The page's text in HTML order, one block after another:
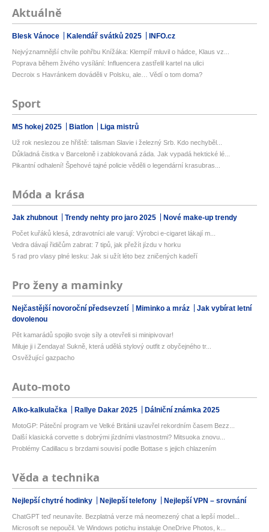
Aktuálně
Blesk Vánoce Kalendář svátků 2025 INFO.cz
Nejvýznamnější chvíle pohřbu Knížáka: Klempíř mluvil o hádce, Klaus vz...
Poprava během živého vysílání: Influencera zastřelil kartel na ulici
Decroix s Havránkem dováděli v Polsku, ale… Vědí o tom doma?
Sport
MS hokej 2025 Biatlon Liga mistrů
Už rok neslezou ze hřiště: talisman Slavie i železný Srb. Kdo nechyběl...
Důkladná čistka v Barceloně i zablokovaná záda. Jak vypadá hektické lé...
Pikantní odhalení! Špehové tajné policie věděli o legendární krasubras...
Móda a krása
Jak zhubnout Trendy nehty pro jaro 2025 Nové make-up trendy
Počet kuřáků klesá, zdravotníci ale varují: Výrobci e-cigaret lákají m...
Vedra dávají řidičům zabrat: 7 tipů, jak přežít jízdu v horku
5 rad pro vlasy plné lesku: Jak si užít léto bez zničených kadeří
Pro ženy a maminky
Nejčastější novoroční předsevzetí Miminko a mráz
Jak vybírat letní
dovolenou
Pět kamarádů spojilo svoje síly a otevřeli si minipivovar!
Miluje ji i Zendaya! Sukně, která udělá stylový outfit z obyčejného tr...
Osvěžující gazpacho
Auto-moto
Alko-kalkulačka Rallye Dakar 2025 Dálniční známka 2025
MotoGP: Páteční program ve Velké Británii uzavřel rekordním časem Bezz...
Další klasická corvette s dobrými jízdními vlastnostmi? Mitsuoka znovu...
Problémy Cadillacu s brzdami souvisí podle Bottase s jejich chlazením
Věda a technika
Nejlepší chytré hodinky Nejlepší telefony Nejlepší VPN – srovnání
ChatGPT teď neunavíte. Bezplatná verze má neomezený chat a lepší model...
Microsoft se nepoučil. Ve Windows potichu instaluje OneDrive Photos, k...